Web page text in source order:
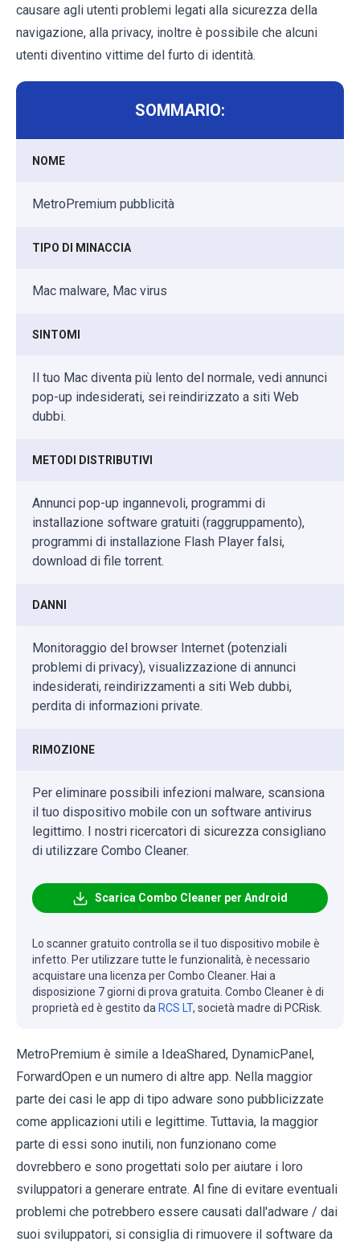
causare agli utenti problemi legati alla sicurezza della
navigazione, alla privacy, inoltre è possibile che alcuni
utenti diventino vittime del furto di identità.
SOMMARIO:
NOME
MetroPremium pubblicità
TIPO DI MINACCIA
Mac malware, Mac virus
SINTOMI
Il tuo Mac diventa più lento del normale, vedi annunci
pop-up indesiderati, sei reindirizzato a siti Web
dubbi.
METODI DISTRIBUTIVI
Annunci pop-up ingannevoli, programmi di
installazione software gratuiti (raggruppamento),
programmi di installazione Flash Player falsi,
download di file torrent.
DANNI
Monitoraggio del browser Internet (potenziali
problemi di privacy), visualizzazione di annunci
indesiderati, reindirizzamenti a siti Web dubbi,
perdita di informazioni private.
RIMOZIONE
Per eliminare possibili infezioni malware, scansiona
il tuo dispositivo mobile con un software antivirus
legittimo. I nostri ricercatori di sicurezza consigliano
di utilizzare Combo Cleaner.
Scarica Combo Cleaner per Android
Lo scanner gratuito controlla se il tuo dispositivo mobile è
infetto. Per utilizzare tutte le funzionalità, è necessario
acquistare una licenza per Combo Cleaner. Hai a
disposizione 7 giorni di prova gratuita. Combo Cleaner è di
proprietà ed è gestito da RCS LT, società madre di PCRisk.
MetroPremium è simile a IdeaShared, DynamicPanel,
ForwardOpen e un numero di altre app. Nella maggior
parte dei casi le app di tipo adware sono pubblicizzate
come applicazioni utili e legittime. Tuttavia, la maggior
parte di essi sono inutili, non funzionano come
dovrebbero e sono progettati solo per aiutare i loro
sviluppatori a generare entrate. Al fine di evitare eventuali
problemi che potrebbero essere causati dall'adware / dai
suoi sviluppatori, si consiglia di rimuovere il software da